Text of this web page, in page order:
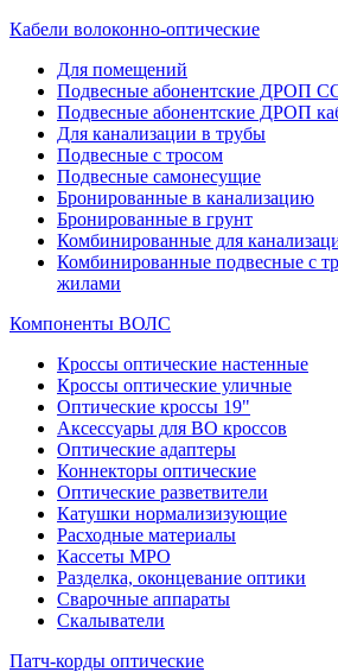
Кабели волоконно-оптические
Для помещений
Подвесные абонентские ДРОП
Подвесные абонентские ДРОП
Для канализации в трубы
Подвесные с тросом
Подвесные самонесущие
Бронированные в канализацию
Бронированные в грунт
Комбинированные для
Комбинированные подвесные с
жилами
Компоненты ВОЛС
Кроссы оптические настенные
Кроссы оптические уличные
Оптические кроссы 19"
Аксессуары для ВО кроссов
Оптические адаптеры
Коннекторы оптические
Оптические разветвители
Катушки нормализизующие
Расходные материалы
Кассеты MPO
Разделка, оконцевание оптики
Сварочные аппараты
Скалыватели
Патч-корды оптические